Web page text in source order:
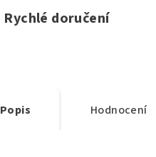
Rychlé doručení
Popis Hodnocení